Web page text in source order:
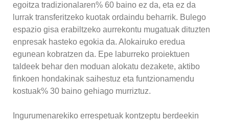
egoitza tradizionalaren% 60 baino ez da, eta ez da
lurrak transferitzeko kuotak ordaindu beharrik. Bulego
espazio gisa erabiltzeko aurrekontu mugatuak dituzten
enpresak hasteko egokia da. Alokairuko eredua
egunean kobratzen da. Epe laburreko proiektuen
taldeek behar den moduan alokatu dezakete, aktibo
finkoen hondakinak saihestuz eta funtzionamendu
kostuak% 30 baino gehiago murriztuz.
Ingurumenarekiko errespetuak kontzeptu berdeekin